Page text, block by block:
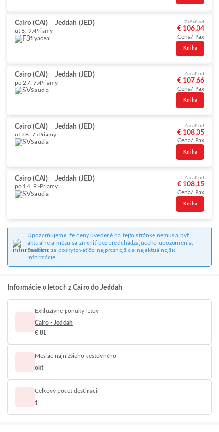
Cairo (CAI) Jeddah (JED)
ut 8. 9. Priamy
flyadeal
Začať od
€ 106,04
Cena/ Pax
Kniha
Cairo (CAI) Jeddah (JED)
po 27. 7. Priamy
Saudia
Začať od
€ 107,66
Cena/ Pax
Kniha
Cairo (CAI) Jeddah (JED)
ut 28. 7. Priamy
Saudia
Začať od
€ 108,05
Cena/ Pax
Kniha
Cairo (CAI) Jeddah (JED)
po 14. 9. Priamy
Saudia
Začať od
€ 108,15
Cena/ Pax
Kniha
Upozorňujeme, že ceny uvedené na tejto stránke nemusia byť
aktuálne a môžu sa zmeniť bez predchádzajúceho upozornenia.
Snažíme sa poskytovať čo najpresnejšie a najaktuálnejšie
informácie.
Informácie o letoch z Cairo do Jeddah
Exkluzívne ponuky letov
Cairo - Jeddah
€ 81
Mesiac najnižšieho cestovného
okt
Celkový počet destinácií
1